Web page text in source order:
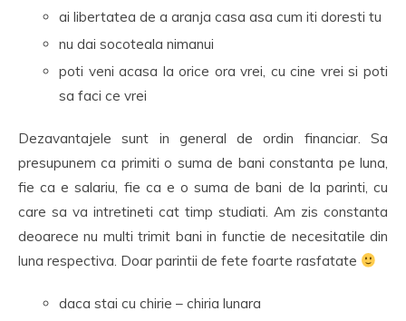
ai libertatea de a aranja casa asa cum iti doresti tu
nu dai socoteala nimanui
poti veni acasa la orice ora vrei, cu cine vrei si poti
sa faci ce vrei
Dezavantajele sunt in general de ordin financiar. Sa
presupunem ca primiti o suma de bani constanta pe luna,
fie ca e salariu, fie ca e o suma de bani de la parinti, cu
care sa va intretineti cat timp studiati. Am zis constanta
deoarece nu multi trimit bani in functie de necesitatile din
luna respectiva. Doar parintii de fete foarte rasfatate
daca stai cu chirie – chiria lunara